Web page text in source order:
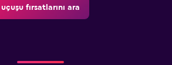
uçuşu fırsatlarını ara